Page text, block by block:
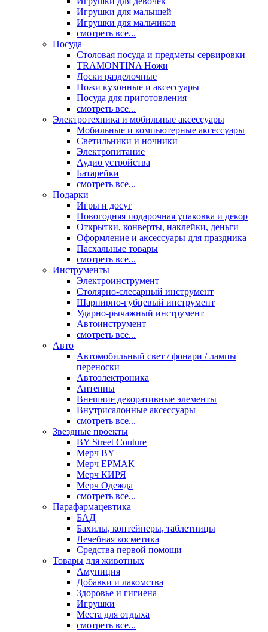
Игрушки для малышей
Игрушки для мальчиков
смотреть все...
Посуда
Столовая посуда и предметы сервировки
TRAMONTINA Ножи
Доски разделочные
Ножи кухонные и аксессуары
Посуда для приготовления
смотреть все...
Электротехника и мобильные аксессуары
Мобильные и компьютерные аксессуары
Светильники и ночники
Электропитание
Аудио устройства
Батарейки
смотреть все...
Подарки
Игры и досуг
Новогодняя подарочная упаковка и декор
Открытки, конверты, наклейки, деньги
Оформление и аксессуары для праздника
Пасхальные товары
смотреть все...
Инструменты
Электроинструмент
Столярно-слесарный инструмент
Шарнирно-губцевый инструмент
Ударно-рычажный инструмент
Автоинструмент
смотреть все...
Авто
Автомобильный свет / фонари / лампы
переноски
Автоэлектроника
Антенны
Внешние декоративные элементы
Внутрисалонные аксессуары
смотреть все...
Звездные проекты
BY Street Couture
Мерч BY
Мерч ЕРМАК
Мерч КИРЯ
Мерч Одежда
смотреть все...
Парафармацевтика
БАД
Бахилы, контейнеры, таблетницы
Лечебная косметика
Средства первой помощи
Товары для животных
Амуниция
Добавки и лакомства
Здоровье и гигиена
Игрушки
Места для отдыха
смотреть все...